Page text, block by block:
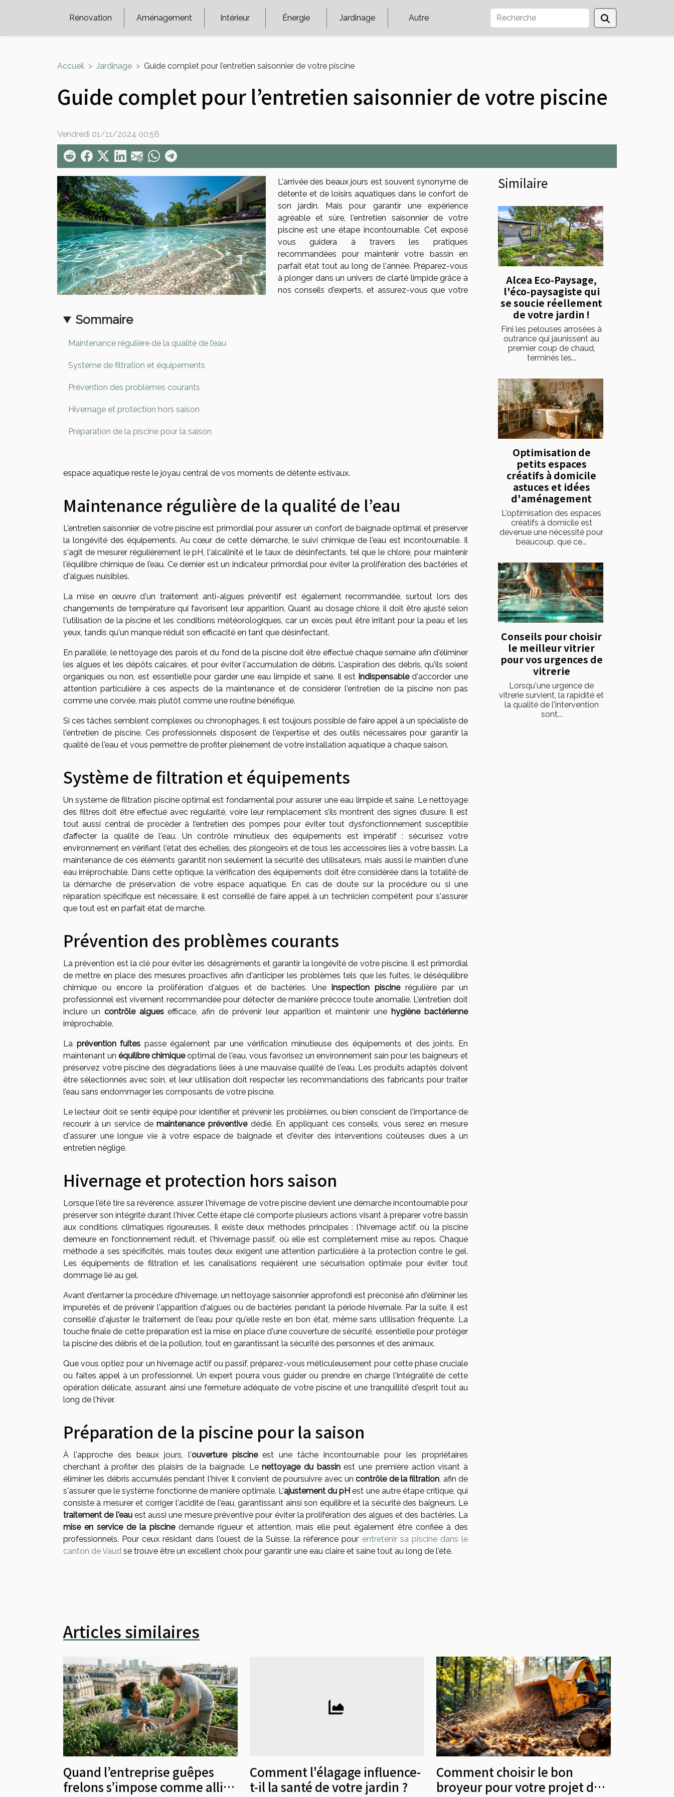
Rénovation Aménagement Intérieur Énergie Jardinage Autre
Accueil Jardinage Guide complet pour l’entretien saisonnier de votre piscine
Guide complet pour l’entretien saisonnier de votre piscine
Vendredi 01/11/2024 00:56
Sommaire
Maintenance régulière de la qualité de l’eau
Système de filtration et équipements
Prévention des problèmes courants
Hivernage et protection hors saison
Préparation de la piscine pour la saison
L'arrivée des beaux jours est souvent synonyme de
détente et de loisirs aquatiques dans le confort de
son jardin. Mais pour garantir une expérience
agréable et sûre, l'entretien saisonnier de votre
piscine est une étape incontournable. Cet exposé
vous guidera à travers les pratiques
recommandées pour maintenir votre bassin en
parfait état tout au long de l'année. Préparez-vous
à plonger dans un univers de clarté limpide grâce à
nos conseils d'experts, et assurez-vous que votre
espace aquatique reste le joyau central de vos moments de détente estivaux.
Maintenance régulière de la qualité de l’eau
L'entretien saisonnier de votre piscine est primordial pour assurer un confort de baignade optimal et préserver
la longévité des équipements. Au cœur de cette démarche, le suivi chimique de l'eau est incontournable. Il
s'agit de mesurer régulièrement le pH, l'alcalinité et le taux de désinfectants, tel que le chlore, pour maintenir
l'équilibre chimique de l’eau. Ce dernier est un indicateur primordial pour éviter la prolifération des bactéries et
d'algues nuisibles.
La mise en œuvre d'un traitement anti-algues préventif est également recommandée, surtout lors des
changements de température qui favorisent leur apparition. Quant au dosage chlore, il doit être ajusté selon
l'utilisation de la piscine et les conditions météorologiques, car un excès peut être irritant pour la peau et les
yeux, tandis qu'un manque réduit son efficacité en tant que désinfectant.
En parallèle, le nettoyage des parois et du fond de la piscine doit être effectué chaque semaine afin d'éliminer
les algues et les dépôts calcaires, et pour éviter l'accumulation de débris. L'aspiration des débris, qu'ils soient
organiques ou non, est essentielle pour garder une eau limpide et saine. Il est indispensabled'accorder une
attention particulière à ces aspects de la maintenance et de considérer l'entretien de la piscine non pas
comme une corvée, mais plutôt comme une routine bénéfique.
Si ces tâches semblent complexes ou chronophages, il est toujours possible de faire appel à un spécialiste de
l'entretien de piscine. Ces professionnels disposent de l'expertise et des outils nécessaires pour garantir la
qualité de l'eau et vous permettre de profiter pleinement de votre installation aquatique à chaque saison.
Système de filtration et équipements
Un système de filtration piscine optimal est fondamental pour assurer une eau limpide et saine. Le nettoyage
des filtres doit être effectué avec régularité, voire leur remplacement s’ils montrent des signes d’usure. Il est
tout aussi central de procéder à l’entretien des pompes pour éviter tout dysfonctionnement susceptible
d’affecter la qualité de l'eau. Un contrôle minutieux des équipements est impératif : sécurisez votre
environnement en vérifiant l'état des échelles, des plongeoirs et de tous les accessoires liés à votre bassin. La
maintenance de ces éléments garantit non seulement la sécurité des utilisateurs, mais aussi le maintien d'une
eau irréprochable. Dans cette optique, la vérification des équipements doit être considérée dans la totalité de
la démarche de préservation de votre espace aquatique. En cas de doute sur la procédure ou si une
réparation spécifique est nécessaire, il est conseillé de faire appel à un technicien compétent pour s'assurer
que tout est en parfait état de marche.
Prévention des problèmes courants
La prévention est la clé pour éviter les désagréments et garantir la longévité de votre piscine. Il est primordial
de mettre en place des mesures proactives afin d'anticiper les problèmes tels que les fuites, le déséquilibre
chimique ou encore la prolifération d'algues et de bactéries. Une inspection piscinerégulière par un
professionnel est vivement recommandée pour détecter de manière précoce toute anomalie. L'entretien doit
inclure un contrôle alguesefficace, afin de prévenir leur apparition et maintenir une hygiène bactérienne
irréprochable.
La prévention fuites passe également par une vérification minutieuse des équipements et des joints. En
maintenant un équilibre chimiqueoptimal de l'eau, vous favorisez un environnement sain pour les baigneurs et
préservez votre piscine des dégradations liées à une mauvaise qualité de l'eau. Les produits adaptés doivent
être sélectionnés avec soin, et leur utilisation doit respecter les recommandations des fabricants pour traiter
l’eau sans endommager les composants de votre piscine.
Le lecteur doit se sentir équipé pour identifier et prévenir les problèmes, ou bien conscient de l'importance de
recourir à un service demaintenance préventivedédié. En appliquant ces conseils, vous serez en mesure
d'assurer une longue vie à votre espace de baignade et d'éviter des interventions coûteuses dues à un
entretien négligé.
Hivernage et protection hors saison
Lorsque l'été tire sa révérence, assurer l'hivernage de votre piscine devient une démarche incontournable pour
préserver son intégrité durant l'hiver. Cette étape clé comporte plusieurs actions visant à préparer votre bassin
aux conditions climatiques rigoureuses. Il existe deux méthodes principales : l'hivernage actif, où la piscine
demeure en fonctionnement réduit, et l'hivernage passif, où elle est complètement mise au repos. Chaque
méthode a ses spécificités, mais toutes deux exigent une attention particulière à la protection contre le gel.
Les équipements de filtration et les canalisations requièrent une sécurisation optimale pour éviter tout
dommage lié au gel.
Avant d'entamer la procédure d'hivernage, un nettoyage saisonnier approfondi est préconisé afin d'éliminer les
impuretés et de prévenir l'apparition d'algues ou de bactéries pendant la période hivernale. Par la suite, il est
conseillé d'ajuster le traitement de l'eau pour qu'elle reste en bon état, même sans utilisation fréquente. La
touche finale de cette préparation est la mise en place d'une couverture de sécurité, essentielle pour protéger
la piscine des débris et de la pollution, tout en garantissant la sécurité des personnes et des animaux.
Que vous optiez pour un hivernage actif ou passif, préparez-vous méticuleusement pour cette phase cruciale
ou faites appel à un professionnel. Un expert pourra vous guider ou prendre en charge l'intégralité de cette
opération délicate, assurant ainsi une fermeture adéquate de votre piscine et une tranquillité d'esprit tout au
long de l'hiver.
Préparation de la piscine pour la saison
À l'approche des beaux jours, l'ouverture piscineest une tâche incontournable pour les propriétaires
cherchant à profiter des plaisirs de la baignade. Lenettoyage du bassinest une première action visant à
éliminer les débris accumulés pendant l'hiver. Il convient de poursuivre avec uncontrôle de la filtration, afin de
s'assurer que le système fonctionne de manière optimale. L'ajustement du pH est une autre étape critique, qui
consiste à mesurer et corriger l'acidité de l'eau, garantissant ainsi son équilibre et la sécurité des baigneurs. Le
traitement de l'eauest aussi une mesure préventive pour éviter la prolifération des algues et des bactéries. La
mise en service de la piscinedemande rigueur et attention, mais elle peut également être confiée à des
professionnels. Pour ceux résidant dans l'ouest de la Suisse, la référence pour entretenir sa piscine dans le
canton de Vaud se trouve être un excellent choix pour garantir une eau claire et saine tout au long de l'été.
Similaire
Alcea Eco-Paysage,
l'éco-paysagiste qui
se soucie réellement
de votre jardin !
Fini les pelouses arrosées à
outrance qui jaunissent au
premier coup de chaud,
terminés les...
Optimisation de
petits espaces
créatifs à domicile
astuces et idées
d'aménagement
L'optimisation des espaces
créatifs à domicile est
devenue une nécessité pour
beaucoup, que ce...
Conseils pour choisir
le meilleur vitrier
pour vos urgences de
vitrerie
Lorsqu'une urgence de
vitrerie survient, la rapidité et
la qualité de l'intervention
sont...
Articles similaires
Quand l’entreprise guêpes
frelons s’impose comme alliée
Comment l'élagage influence-
t-il la santé de votre jardin ?
Comment choisir le bon
broyeur pour votre projet de